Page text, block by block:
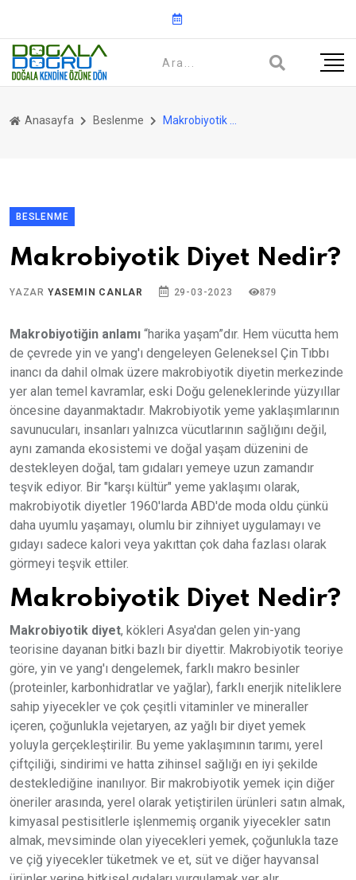
Anasayfa Beslenme
BESLENME
Makrobiyotik Diyet Nedir?
YAZAR YASEMIN CANLAR 29-03-2023 879
Makrobiyotiğin anlamı “harika yaşam”dır. Hem vücutta hem
de çevrede yin ve yang'ı dengeleyen Geleneksel Çin Tıbbı
inancı da dahil olmak üzere makrobiyotik diyetin merkezinde
yer alan temel kavramlar, eski Doğu geleneklerinde yüzyıllar
öncesine dayanmaktadır. Makrobiyotik yeme yaklaşımlarının
savunucuları, insanları yalnızca vücutlarının sağlığını değil,
aynı zamanda ekosistemi ve doğal yaşam düzenini de
destekleyen doğal, tam gıdaları yemeye uzun zamandır
teşvik ediyor. Bir "karşı kültür" yeme yaklaşımı olarak,
makrobiyotik diyetler 1960'larda ABD'de moda oldu çünkü
daha uyumlu yaşamayı, olumlu bir zihniyet uygulamayı ve
gıdayı sadece kalori veya yakıttan çok daha fazlası olarak
görmeyi teşvik ettiler.
Makrobiyotik Diyet Nedir?
Makrobiyotik diyet, kökleri Asya'dan gelen yin-yang
teorisine dayanan bitki bazlı bir diyettir. Makrobiyotik teoriye
göre, yin ve yang'ı dengelemek, farklı makro besinler
(proteinler, karbonhidratlar ve yağlar), farklı enerjik niteliklere
sahip yiyecekler ve çok çeşitli vitaminler ve mineraller
içeren, çoğunlukla vejetaryen, az yağlı bir diyet yemek
yoluyla gerçekleştirilir. Bu yeme yaklaşımının tarımı, yerel
çiftçiliği, sindirimi ve hatta zihinsel sağlığı en iyi şekilde
desteklediğine inanılıyor. Bir makrobiyotik yemek için diğer
öneriler arasında, yerel olarak yetiştirilen ürünleri satın almak,
kimyasal pestisitlerle işlenmemiş organik yiyecekler satın
almak, mevsiminde olan yiyecekleri yemek, çoğunlukla taze
ve çiğ yiyecekler tüketmek ve et, süt ve diğer hayvansal